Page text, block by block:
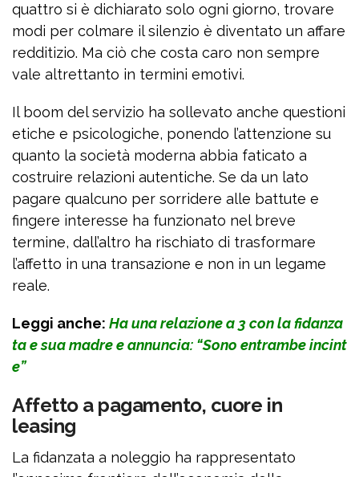
quattro si è dichiarato solo ogni giorno, trovare
modi per colmare il silenzio è diventato un affare
redditizio. Ma ciò che costa caro non sempre
vale altrettanto in termini emotivi.
Il boom del servizio ha sollevato anche questioni
etiche e psicologiche, ponendo l’attenzione su
quanto la società moderna abbia faticato a
costruire relazioni autentiche. Se da un lato
pagare qualcuno per sorridere alle battute e
fingere interesse ha funzionato nel breve
termine, dall’altro ha rischiato di trasformare
l’affetto in una transazione e non in un legame
reale.
Leggi anche: Ha una relazione a 3 con la fidanza
ta e sua madre e annuncia: “Sono entrambe incint
e”
Affetto a pagamento, cuore in
leasing
La fidanzata a noleggio ha rappresentato